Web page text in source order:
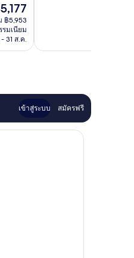
คา
จุบัน
฿5,953
มเนียม
31 ส.ค.
เข้าสู่ระบบ สมัครฟรี